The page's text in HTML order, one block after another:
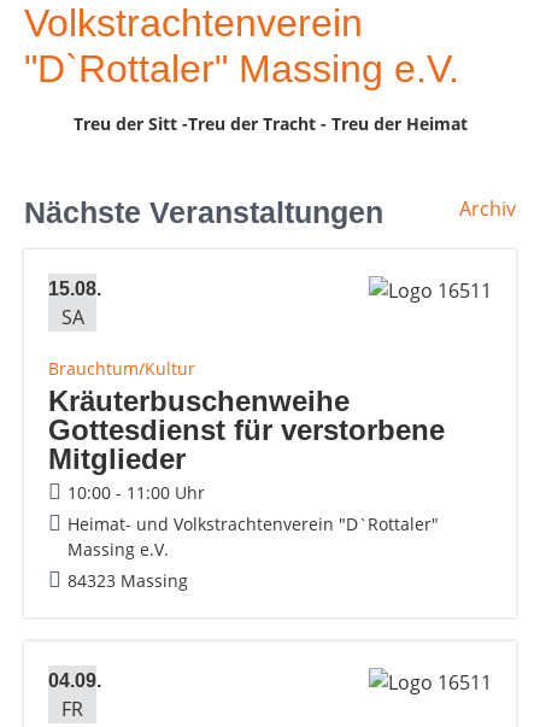
Volkstrachtenverein
"D`Rottaler" Massing e.V.
Treu derSitt -Treu der Tracht - Treu der Heimat
Nächste Veranstaltungen Archiv
15.08.
SA
Brauchtum/Kultur
Kräuterbuschenweihe
Gottesdienst für verstorbene
Mitglieder
10:00 - 11:00 Uhr
Heimat- und Volkstrachtenverein "D`Rottaler"
Massing e.V.
84323 Massing
04.09.
FR